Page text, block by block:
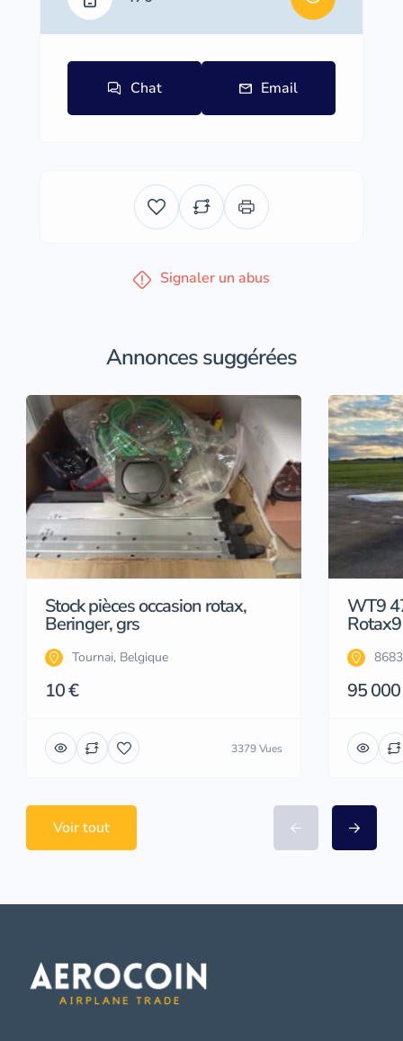
Chat Email
Signaler un abus
Annonces suggérées
Stock pièces occasion rotax,
Beringer, grs
Tournai, Belgique
10 €
3379 Vues
WT9
95
Voir tout